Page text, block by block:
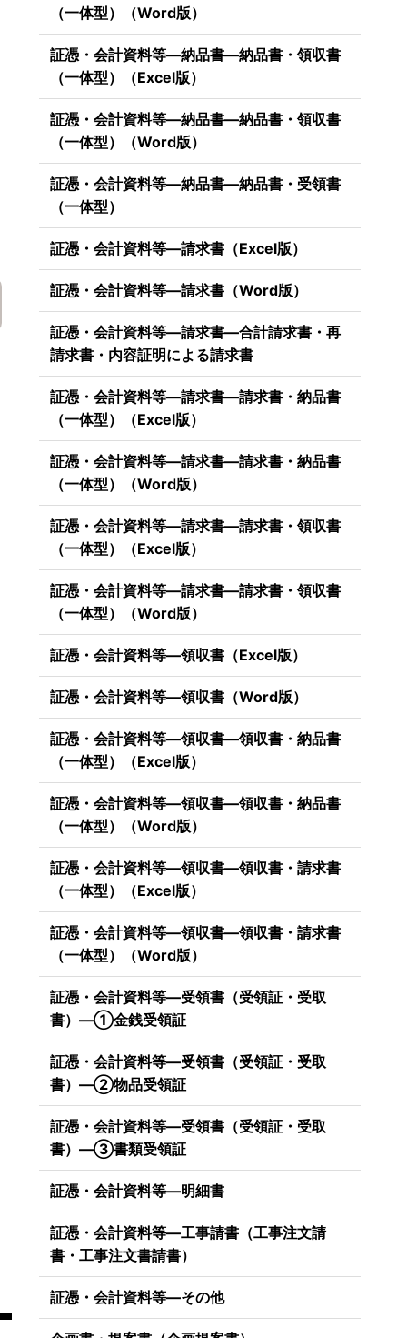
（一体型）（Word版）
証憑・会計資料等―納品書―納品書・領収書
（一体型）（Excel版）
証憑・会計資料等―納品書―納品書・領収書
（一体型）（Word版）
証憑・会計資料等―納品書―納品書・受領書
（一体型）
証憑・会計資料等―請求書（Excel版）
証憑・会計資料等―請求書（Word版）
証憑・会計資料等―請求書―合計請求書・再
請求書・内容証明による請求書
証憑・会計資料等―請求書―請求書・納品書
（一体型）（Excel版）
証憑・会計資料等―請求書―請求書・納品書
（一体型）（Word版）
証憑・会計資料等―請求書―請求書・領収書
（一体型）（Excel版）
証憑・会計資料等―請求書―請求書・領収書
（一体型）（Word版）
証憑・会計資料等―領収書（Excel版）
証憑・会計資料等―領収書（Word版）
証憑・会計資料等―領収書―領収書・納品書
（一体型）（Excel版）
証憑・会計資料等―領収書―領収書・納品書
（一体型）（Word版）
証憑・会計資料等―領収書―領収書・請求書
（一体型）（Excel版）
証憑・会計資料等―領収書―領収書・請求書
（一体型）（Word版）
証憑・会計資料等―受領書（受領証・受取
書）―①金銭受領証
証憑・会計資料等―受領書（受領証・受取
書）―②物品受領証
証憑・会計資料等―受領書（受領証・受取
書）―③書類受領証
証憑・会計資料等―明細書
証憑・会計資料等―工事請書（工事注文請
書・工事注文書請書）
証憑・会計資料等―その他